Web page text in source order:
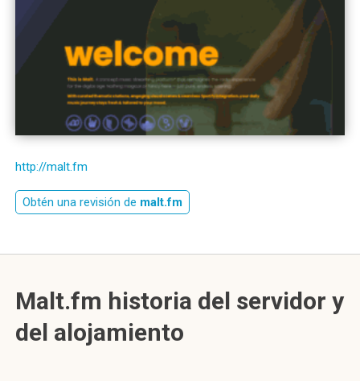
http://malt.fm
Obtén una revisión de malt.fm
Malt.fm historia del servidor y
del alojamiento